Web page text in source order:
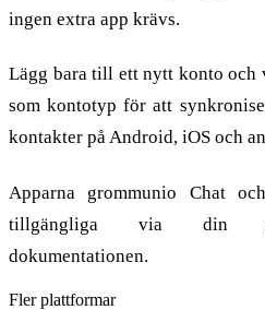
ingen extra app krävs.
Lägg bara till ett nytt konto och
som kontotyp för att
kontakter på Android, iOS och
Apparna grommunio Chat
tillgängliga via din
dokumentationen.
Fler plattformar